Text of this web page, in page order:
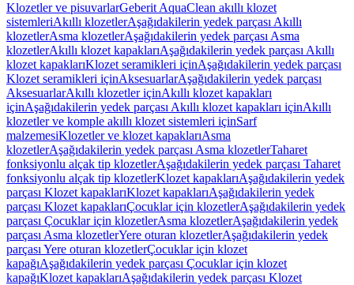
Klozetler ve pisuvarlarGeberit AquaClean akıllı klozet
sistemleriAkıllı klozetlerAşağıdakilerin yedek parçası Akıllı
klozetlerAsma klozetlerAşağıdakilerin yedek parçası Asma
klozetlerAkıllı klozet kapaklarıAşağıdakilerin yedek parçası Akıllı
klozet kapaklarıKlozet seramikleri içinAşağıdakilerin yedek parçası
Klozet seramikleri içinAksesuarlarAşağıdakilerin yedek parçası
AksesuarlarAkıllı klozetler içinAkıllı klozet kapakları
içinAşağıdakilerin yedek parçası Akıllı klozet kapakları içinAkıllı
klozetler ve komple akıllı klozet sistemleri içinSarf
malzemesiKlozetler ve klozet kapaklarıAsma
klozetlerAşağıdakilerin yedek parçası Asma klozetlerTaharet
fonksiyonlu alçak tip klozetlerAşağıdakilerin yedek parçası Taharet
fonksiyonlu alçak tip klozetlerKlozet kapaklarıAşağıdakilerin yedek
parçası Klozet kapaklarıKlozet kapaklarıAşağıdakilerin yedek
parçası Klozet kapaklarıÇocuklar için klozetlerAşağıdakilerin yedek
parçası Çocuklar için klozetlerAsma klozetlerAşağıdakilerin yedek
parçası Asma klozetlerYere oturan klozetlerAşağıdakilerin yedek
parçası Yere oturan klozetlerÇocuklar için klozet
kapağıAşağıdakilerin yedek parçası Çocuklar için klozet
kapağıKlozet kapaklarıAşağıdakilerin yedek parçası Klozet